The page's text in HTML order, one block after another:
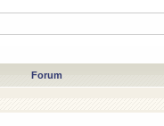
Forum